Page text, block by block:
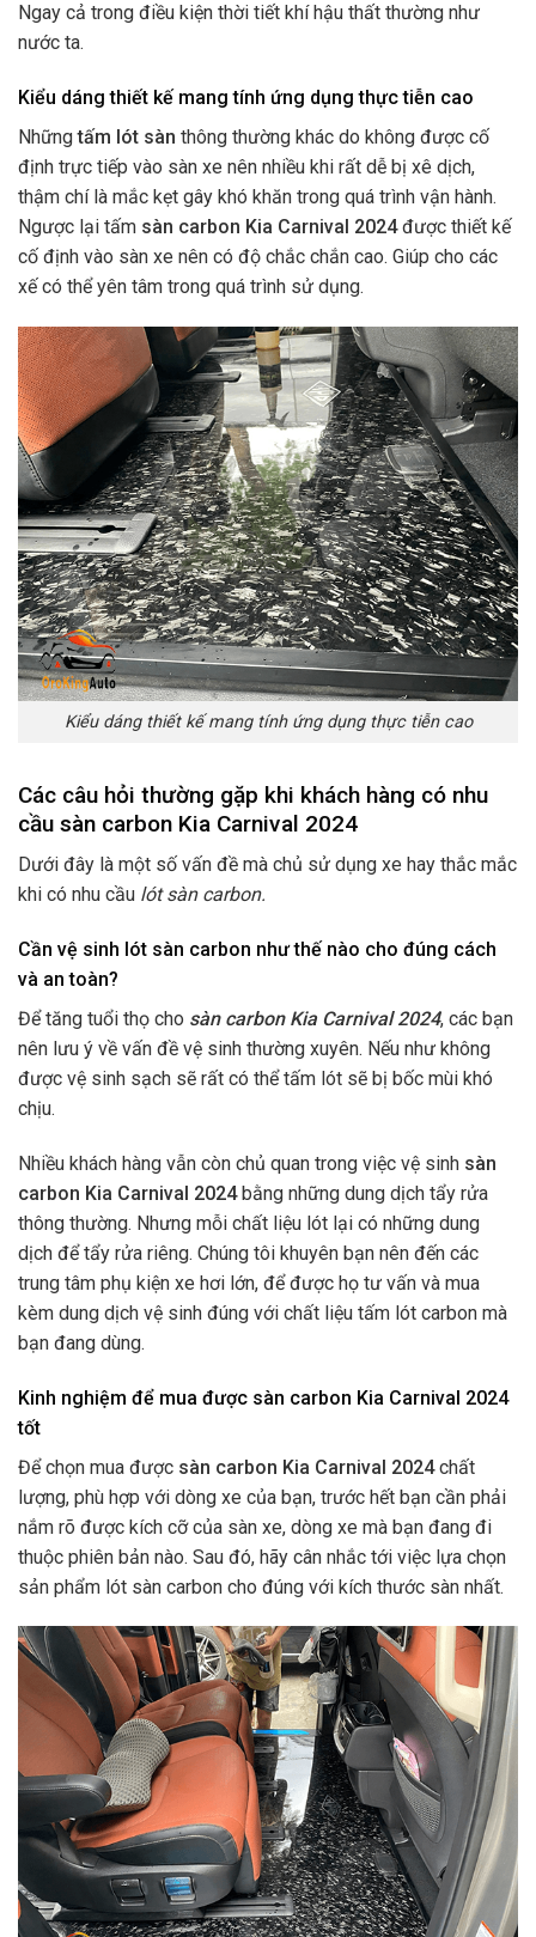
Ngay cả trong điều kiện thời tiết khí hậu thất thường như
nước ta.
Kiểu dáng thiết kế mang tính ứng dụng thực tiễn cao
Nhữngtấm lót sàn thông thường khác do không được cố
định trực tiếp vào sàn xe nên nhiều khi rất dễ bị xê dịch,
thậm chí là mắc kẹt gây khó khăn trong quá trình vận hành.
Ngược lại tấm sàn carbon Kia Carnival 2024được thiết kế
cố định vào sàn xe nên có độ chắc chắn cao. Giúp cho các
xế có thể yên tâm trong quá trình sử dụng.
Kiểu dáng thiết kế mang tính ứng dụng thực tiễn cao
Các câu hỏi thường gặp khi khách hàng có nhu
cầu sàn carbon Kia Carnival 2024
Dưới đây là một số vấn đề mà chủ sử dụng xe hay thắc mắc
khi có nhu cầu lót sàn carbon.
Cần vệ sinh lót sàn carbon như thế nào cho đúng cách
và an toàn?
Để tăng tuổi thọ cho sàn carbon Kia Carnival 2024, các bạn
nên lưu ý về vấn đề vệ sinh thường xuyên. Nếu như không
được vệ sinh sạch sẽ rất có thể tấm lót sẽ bị bốc mùi khó
chịu.
Nhiều khách hàng vẫn còn chủ quan trong việc vệ sinh sàn
carbon Kia Carnival 2024bằng những dung dịch tẩy rửa
thông thường. Nhưng mỗi chất liệu lót lại có những dung
dịch để tẩy rửa riêng. Chúng tôi khuyên bạn nên đến các
trung tâm phụ kiện xe hơi lớn, để được họ tư vấn và mua
kèm dung dịch vệ sinh đúng với chất liệu tấm lót carbon mà
bạn đang dùng.
Kinh nghiệm để mua được sàn carbon Kia Carnival 2024
tốt
Để chọn mua được sàn carbon Kia Carnival 2024chất
lượng, phù hợp với dòng xe của bạn, trước hết bạn cần phải
nắm rõ được kích cỡ của sàn xe, dòng xe mà bạn đang đi
thuộc phiên bản nào. Sau đó, hãy cân nhắc tới việc lựa chọn
sản phẩm lót sàn carbon cho đúng với kích thước sàn nhất.